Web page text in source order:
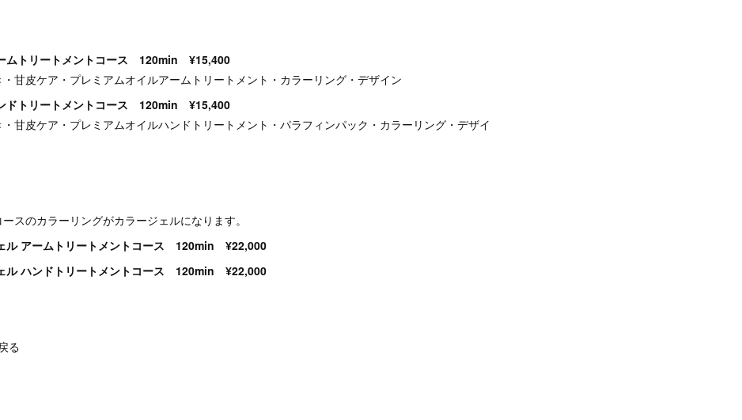
ムトリートメントコース 120min ¥15,400
甘皮ケア・プレミアムオイルアームトリートメント・カラーリング・デザイン
ドトリートメントコース 120min ¥15,400
甘皮ケア・プレミアムオイルハンドトリートメント・パラフィンパック・カラーリング・デザイ
スのカラーリングがカラージェルになります。
ル アームトリートメントコース 120min ¥22,000
ル ハンドトリートメントコース 120min ¥22,000
る